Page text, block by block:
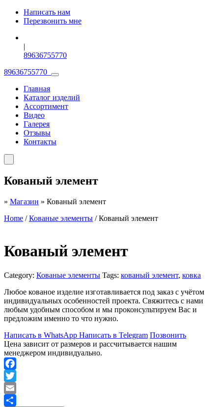
Написать нам
Перезвонить мне
|
89636755770
89636755770
Главная
Каталог изделий
Ассортимент
Видео
Галерея
Отзывы
Контакты
Кованый элемент
» Магазин » Кованый элемент
Home /Кованые элементы / Кованый элемент
Кованый элемент
Category: Кованые элементы Tags: кованый элемент, ковка
Любое кованое изделие изготавливается под заказ с учётом
индивидуальных особенностей проекта. Свяжитесь с нами
любым удобным способом и мы проконсультируем Вас и
предложим именно то что нужно.
Написать в WhatsApp Написать в Telegram Позвонить
Цена зависит от размеров и рассчитывается нашим
менеджером индивидуально.
Facebook
Twitter
Email